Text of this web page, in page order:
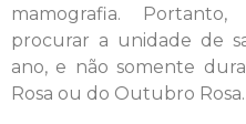
mamografia.
procurar a unidade de
ano, e não somente
Rosa ou do Outubro Rosa.